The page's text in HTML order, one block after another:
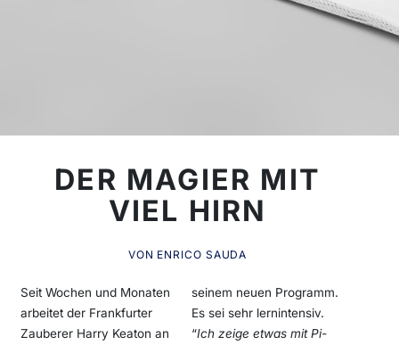
DER MAGIER MIT
VIEL HIRN
VON ENRICO SAUDA
Seit Wochen und Monaten
arbeitet der Frankfurter
Zauberer Harry Keaton an
seinem neuen Programm.
Es sei sehr lernintensiv.
“Ich zeige etwas mit Pi-